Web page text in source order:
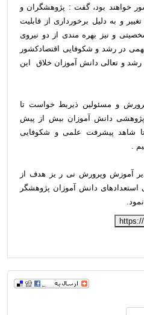
خواهند بود، گفت : پژوهشگران و
و به دلیل برخورداری از قابلیت
و نیز بهره مندی از دو نیروی
مهمی در رشد و شکوفایی اقتصادکشور
رشد و تعالی دانش آموزان خلاق این
و مسئولین ذیربط خواست تا
دانش آموزان بیش از پیش
شاهد پیشرفت علمی و شکوفایی
.
آموزش وپرورش نی ر یز هدف از
استعدادهای دانش آموزان پژوهشگر